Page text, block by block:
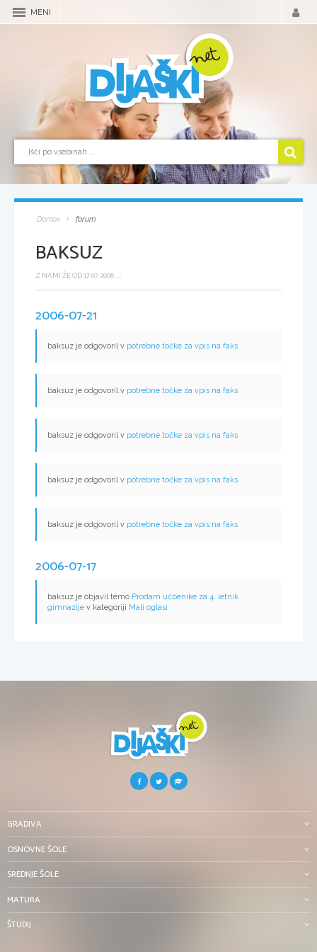
MENI
Domov forum
BAKSUZ
Z NAMI ŽE OD 17.07.2006 ...
2006-07-21
baksuz je odgovoril v potrebne točke za vpis na faks
baksuz je odgovoril v potrebne točke za vpis na faks
baksuz je odgovoril v potrebne točke za vpis na faks
baksuz je odgovoril v potrebne točke za vpis na faks
baksuz je odgovoril v potrebne točke za vpis na faks
2006-07-17
baksuz je objavil temo Prodam učbenike za 4. letnik
gimnazije v kategoriji Mali oglasi
GRADIVA
OSNOVNE ŠOLE
SREDNJE ŠOLE
MATURA
ŠTUDIJ